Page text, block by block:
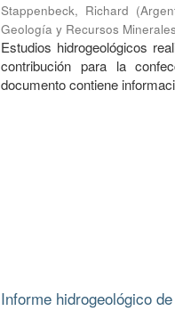
Stappenbeck, Richard (
Geología y Recursos Minerales
Estudios hidrogeológicos
contribución para la
documento contiene
Informe hidrogeológico